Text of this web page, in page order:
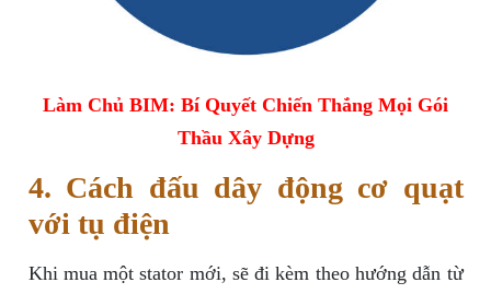
Làm Chủ BIM: Bí Quyết Chiến Thắng Mọi Gói
Thầu Xây Dựng
4. Cách đấu dây động cơ quạt
với tụ điện
Khi mua một stator mới, sẽ đi kèm theo hướng dẫn từ